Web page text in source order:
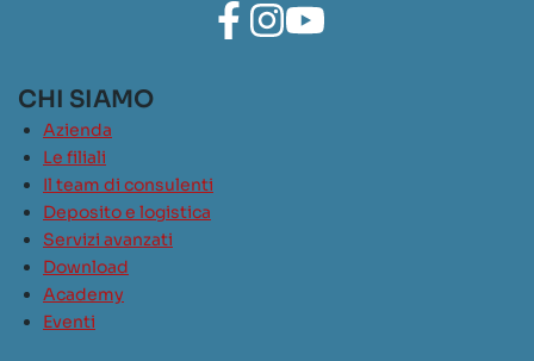
CHI SIAMO
Azienda
Le filiali
Il team di consulenti
Deposito e logistica
Servizi avanzati
Download
Academy
Eventi